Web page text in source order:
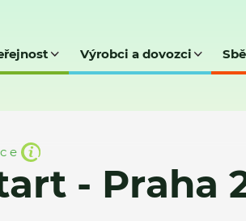
Výrobci a dovozci
- Praha